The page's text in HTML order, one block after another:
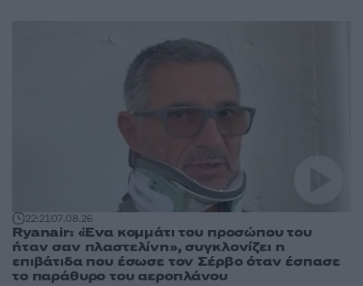
22:2107.08.26
Ryanair: «Ένα κομμάτι του προσώπου του
ήταν σαν πλαστελίνη», συγκλονίζει η
επιβάτιδα που έσωσε τον Σέρβο όταν έσπασε
το παράθυρο του αεροπλάνου